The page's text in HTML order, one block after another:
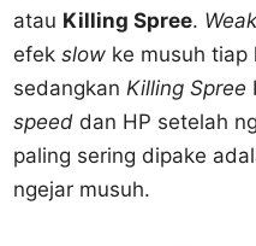
atau Killing Spree.
efekslow ke musuh tiap
sedangkanKilling Spree
speed dan HP setelah
paling sering dipake
ngejar musuh.